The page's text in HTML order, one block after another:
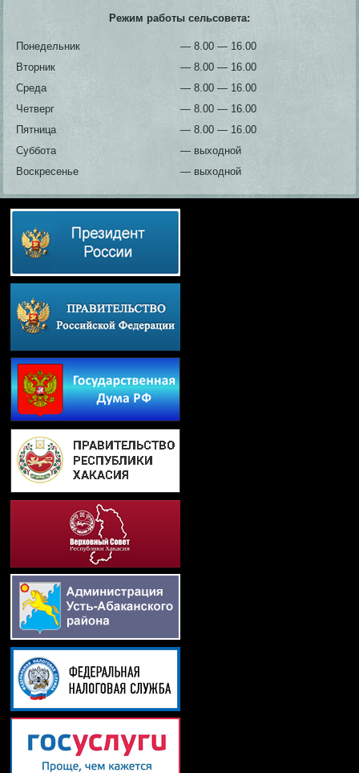
Режим работы сельсовета:
Понедельник
— 8.00 — 16.00
Вторник
— 8.00 — 16.00
Среда
— 8.00 — 16.00
Четверг
— 8.00 — 16.00
Пятница
— 8.00 — 16.00
Суббота
— выходной
Воскресенье
— выходной